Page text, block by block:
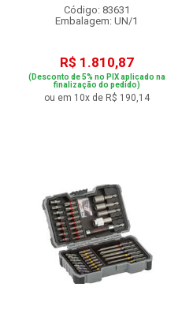
Código: 83631
Embalagem: UN/1
R$ 1.810,87
(Desconto de 5% no PIX aplicado na
finalização do pedido)
ou em 10x de R$ 190,14